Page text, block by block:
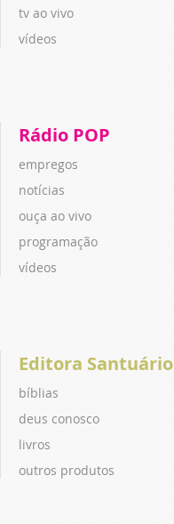
tv ao vivo
vídeos
Rádio POP
empregos
notícias
ouça ao vivo
programação
vídeos
Editora Santuário
bíblias
deus conosco
livros
outros produtos